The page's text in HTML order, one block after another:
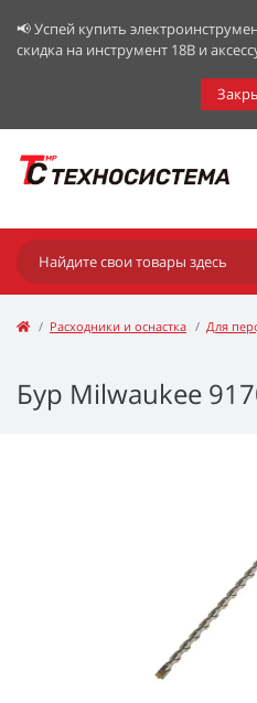
📢 Успей купить
скидка на инструмент 18В и
Расходники и оснастка Для
Бур Milwaukee